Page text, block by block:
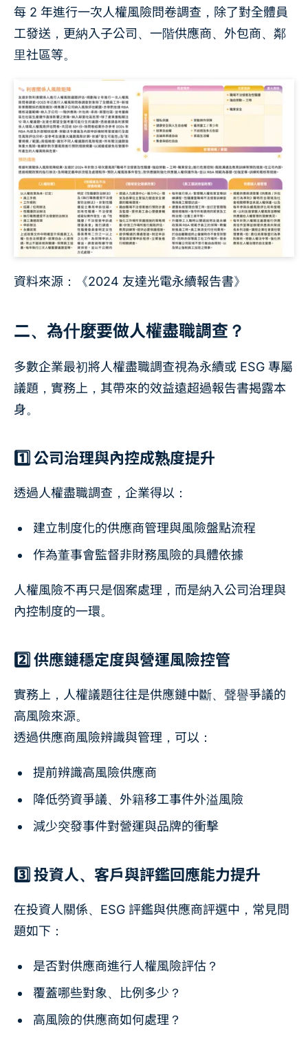
每 2 年進行一次人權風險問卷調查，除了對全體員
工發送，更納入子公司、一階供應商、外包商、鄰
里社區等。
資料來源：《2024 友達光電永續報告書》
二、為什麼要做人權盡職調查？
多數企業最初將人權盡職調查視為永續或 ESG 專屬
議題，實務上，其帶來的效益遠超過報告書揭露本
身。
1️⃣ 公司治理與內控成熟度提升
透過人權盡職調查，企業得以：
建立制度化的供應商管理與風險盤點流程
作為董事會監督非財務風險的具體依據
人權風險不再只是個案處理，而是納入公司治理與
內控制度的一環。
2️⃣ 供應鏈穩定度與營運風險控管
實務上，人權議題往往是供應鏈中斷、聲譽爭議的
高風險來源。
透過供應商風險辨識與管理，可以：
提前辨識高風險供應商
降低勞資爭議、外籍移工事件外溢風險
減少突發事件對營運與品牌的衝擊
3️⃣ 投資人、客戶與評鑑回應能力提升
在投資人關係、ESG 評鑑與供應商評選中，常見問
題如下：
是否對供應商進行人權風險評估？
覆蓋哪些對象、比例多少？
高風險的供應商如何處理？